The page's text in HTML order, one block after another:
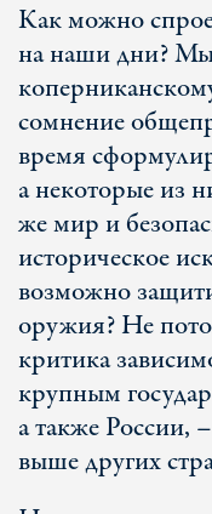
Как можно
на наши дни?
сомнение
время
а некоторые из
же мир и
историческое
возможно
оружия? Не
критика
крупным
а также России,
выше других